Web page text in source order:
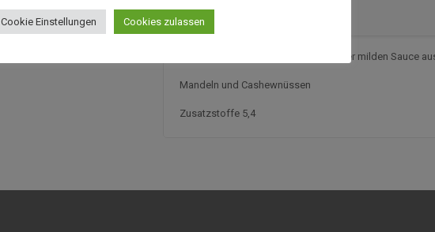
Saftiges Rindfleisch zubereitet in einer milden Sauce
Mandeln und Cashewnüssen
Zusatzstoffe 5,4
Cookie Einstellungen Cookies zulassen